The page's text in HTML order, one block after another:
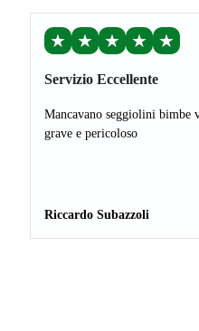
★ ★ ★ ★ ★
Servizio Eccellente
Mancavano seggiolini bimbe
grave e pericoloso
Riccardo Subazzoli